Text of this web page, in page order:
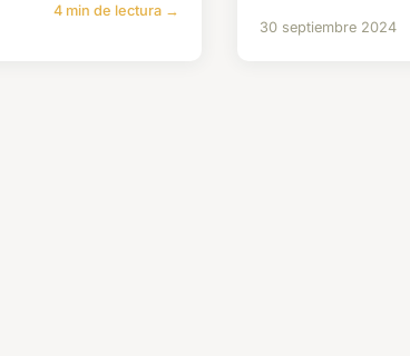
4 min de lectura →
30 septiembre 2024